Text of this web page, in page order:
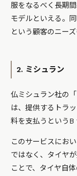
服をなるべく長期
モデルといえる。
という顧客のニー
2. ミシュラン
仏ミシュラン社の
は、提供するトラ
料を支払うというB
このサービスにお
ではなく、タイヤ
ことで、タイヤ自